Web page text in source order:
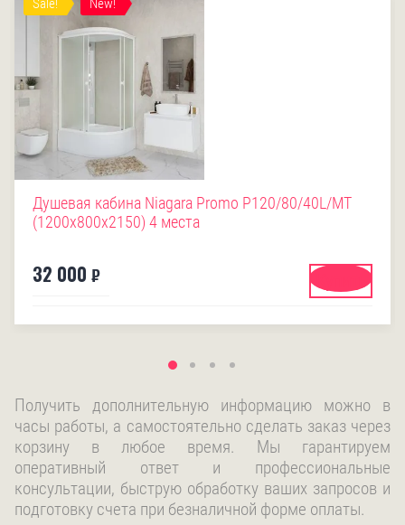
Sale! New!
Душевая кабина Niagara Promo P120/80/40L/MT
(1200х800х2150) 4 места
32 000 ₽ Купить
Получить дополнительную информацию можно в
часы работы, а самостоятельно сделать заказ через
корзину в любое время. Мы гарантируем
оперативный ответ и профессиональные
консультации, быструю обработку ваших запросов и
подготовку счета при безналичной форме оплаты.